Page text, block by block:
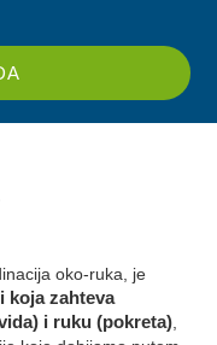
oko-ruka, je
koja zahteva
i ruku (pokreta)